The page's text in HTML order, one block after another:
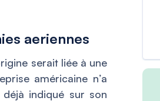
aeriennes
serait liée à une
américaine n’a
indiqué sur son